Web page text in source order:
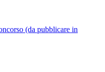
(da pubblicare in